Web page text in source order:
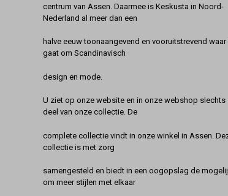
centrum van Assen. Daarmee is Keskusta in Noord-
Nederland al meer dan een
halve eeuw toonaangevend en vooruitstrevend waar
gaat om Scandinavisch
design en mode.
U ziet op onze website en in onze webshop slechts
deel van onze collectie. De
complete collectie vindt in onze winkel in Assen.
collectie is met zorg
samengesteld en biedt in een oogopslag de
om meer stijlen met elkaar